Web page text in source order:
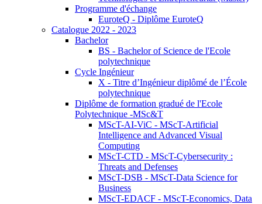
Programme d'échange
EuroteQ - Diplôme EuroteQ
Catalogue 2022 - 2023
Bachelor
BS - Bachelor of Science de l'Ecole
polytechnique
Cycle Ingénieur
X - Titre d’Ingénieur diplômé de l’École
polytechnique
Diplôme de formation gradué de l'Ecole
Polytechnique -MSc&T
MScT-AI-ViC - MScT-Artificial
Intelligence and Advanced Visual
Computing
MScT-CTD - MScT-Cybersecurity :
Threats and Defenses
MScT-DSB - MScT-Data Science for
Business
MScT-EDACF - MScT-Economics, Data